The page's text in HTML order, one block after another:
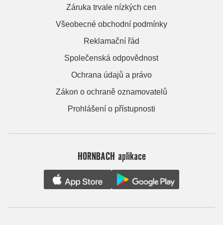
Záruka trvale nízkých cen
Všeobecné obchodní podmínky
Reklamační řád
Společenská odpovědnost
Ochrana údajů a právo
Zákon o ochraně oznamovatelů
Prohlášení o přístupnosti
HORNBACH aplikace